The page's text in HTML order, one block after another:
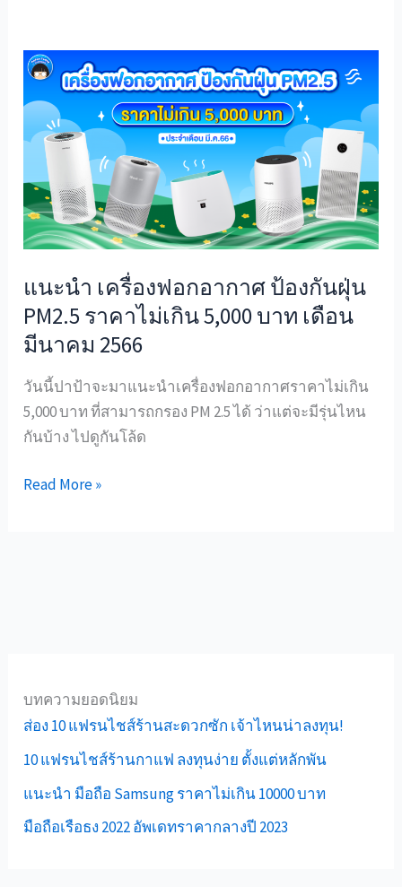
แนะนำ เครื่องฟอกอากาศ ป้องกันฝุ่น
PM2.5 ราคาไม่เกิน 5,000 บาท เดือน
มีนาคม 2566
วันนี้ปาป้าจะมาแนะนำเครื่องฟอกอากาศราคาไม่เกิน
5,000 บาท ที่สามารถกรอง PM 2.5 ได้ ว่าแต่จะมีรุ่นไหน
กันบ้าง ไปดูกันโล้ด
แนะนำ
เครื่อง
ฟอก
อากาศ
ป้องกัน
ฝุ่น
PM2.5
ราคา
เกิน
5,000
บาท
มีนาคม
2566
Read More »
บทความยอดนิยม
ส่อง 10 แฟรนไชส์ร้านสะดวกซัก เจ้าไหนน่าลงทุน!
10 แฟรนไชส์ร้านกาแฟ ลงทุนง่าย ตั้งแต่หลักพัน
แนะนำ มือถือ Samsung ราคาไม่เกิน 10000 บาท
มือถือเรือธง 2022 อัพเดทราคากลางปี 2023